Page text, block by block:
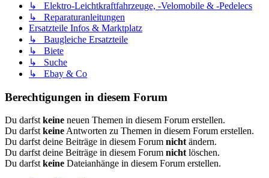
↳ Elektro-Leichtkraftfahrzeuge, -Velomobile & -Pedelecs
↳ Reparaturanleitungen
Ersatzteile Infos & Marktplatz
↳ Baugleiche Ersatzteile
↳ Biete
↳ Suche
↳ Ebay & Co
Berechtigungen in diesem Forum
Du darfstkeine neuen Themen in diesem Forum erstellen.
Du darfstkeineAntworten zu Themen in diesem Forum erstellen.
Du darfst deine Beiträge in diesem Forum nichtändern.
Du darfst deine Beiträge in diesem Forum nichtlöschen.
Du darfstkeine Dateianhänge in diesem Forum erstellen.